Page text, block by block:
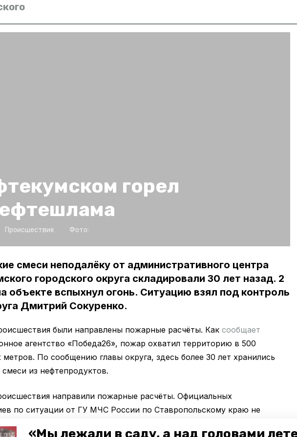
«Мы лежали в саду, а над головами
горел
Происшествия Фото:
смеси неподалёку от административного центра
городского округа складировали 30 лет назад. 2
объекте вспыхнул огонь. Ситуацию взял под контроль
Дмитрий Сокуренко.
были направлены пожарные расчёты. Как сообщает
агентство «Победа26», пожар охватил территорию в 500
метров. По сообщению главы округа, здесь более 30 лет хранились
смеси из нефтепродуктов.
направили пожарные расчёты. Официальных
по ситуации от ГУ МЧС России по Ставропольскому краю не